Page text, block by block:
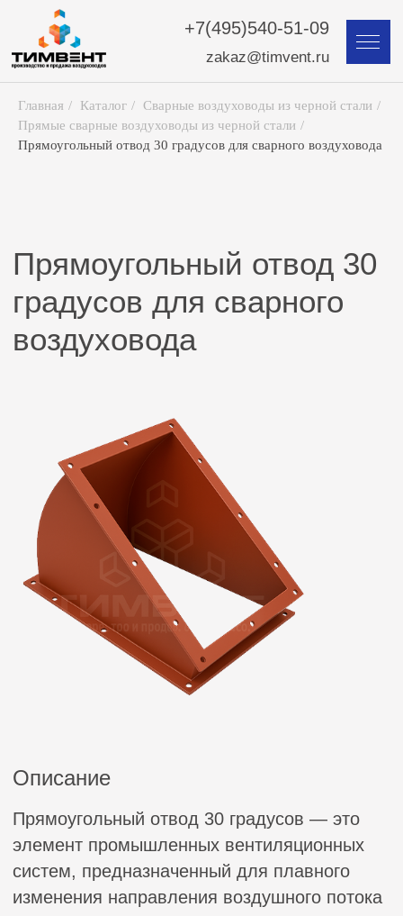
+7(495)540-51-09
zakaz@timvent.ru
Главная / Каталог / Сварные воздуховоды из черной стали /
Прямые сварные воздуховоды из черной стали /
Прямоугольный отвод 30 градусов для сварного воздуховода
Описание
Прямоугольный отвод 30 градусов — это
элемент промышленных вентиляционных
систем, предназначенный для плавного
изменения направления воздушного потока
с минимальными аэродинамическими
потерями. Изготовлен из углеродистой
стали методом сварки, что обеспечивает
поворота (2,0×D), который обеспечивает
плавное изменение траектории потока без
образования турбулентных зон.
толщиной 0,5 – 1 мм
Прочность и надежность